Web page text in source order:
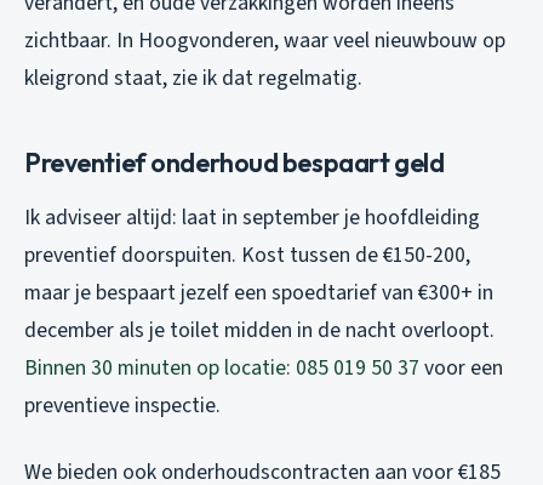
zichtbaar. In Hoogvonderen, waar veel nieuwbouw op
kleigrond staat, zie ik dat regelmatig.
Preventief onderhoud bespaart geld
Ik adviseer altijd: laat in september je hoofdleiding
preventief doorspuiten. Kost tussen de €150-200,
maar je bespaart jezelf een spoedtarief van €300+ in
december als je toilet midden in de nacht overloopt.
Binnen 30 minuten op locatie: 085 019 50 37 voor een
preventieve inspectie.
We bieden ook onderhoudscontracten aan voor €185